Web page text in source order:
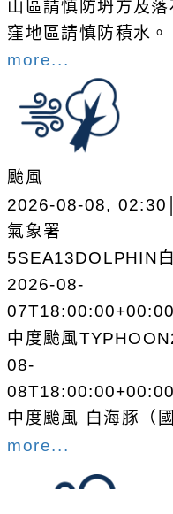
山區請慎防坍方及落
窪地區請慎防積水。
more...
颱風
2026-08-08,
氣象署
5SEA13DOLPHIN
2026-08-
中度颱風
08-
中度颱風 白海豚（
more...